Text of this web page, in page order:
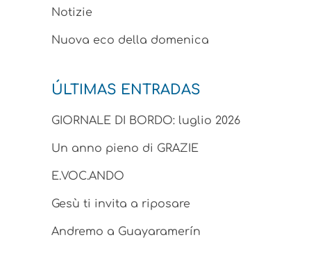
Notizie
Nuova eco della domenica
ÚLTIMAS ENTRADAS
GIORNALE DI BORDO: luglio 2026
Un anno pieno di GRAZIE
E.VOC.ANDO
Gesù ti invita a riposare
Andremo a Guayaramerín